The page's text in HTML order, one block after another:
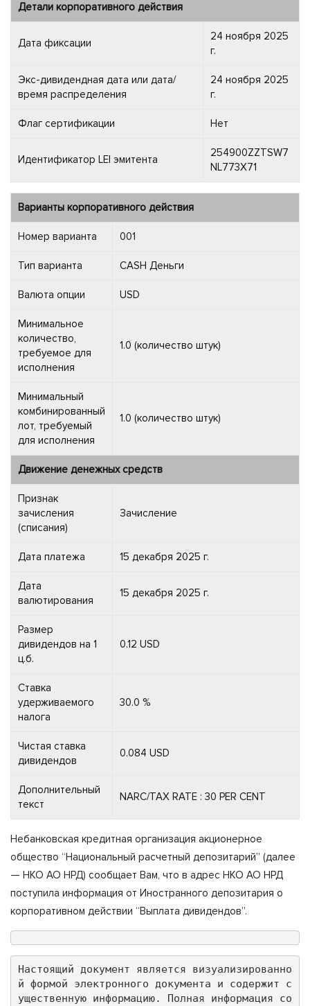
Детали корпоративного действия
Дата фиксации
24 ноября 2025
г.
Экс-дивидендная дата или дата/
время распределения
24 ноября 2025
г.
Флаг сертификации Нет
Идентификатор LEI эмитента
254900ZZTSW7
NL773X71
Варианты корпоративного действия
Номер варианта 001
Тип варианта CASH Деньги
Валюта опции USD
Минимальное
количество,
требуемое для
исполнения
1.0 (количество штук)
Минимальный
комбинированный
лот, требуемый
для исполнения
1.0 (количество штук)
Движение денежных средств
Признак
зачисления
(списания)
Зачисление
Дата платежа 15 декабря 2025 г.
Дата
валютирования
15 декабря 2025 г.
Размер
дивидендов на 1
ц.б.
0.12 USD
Ставка
удерживаемого
налога
30.0 %
Чистая ставка
дивидендов
0.084 USD
Дополнительный
текст
NARC/TAX RATE : 30 PER CENT
Небанковская кредитная организация акционерное
общество “Национальный расчетный депозитарий” (далее
— НКО АО НРД) сообщает Вам, что в адрес НКО АО НРД
поступила информация от Иностранного депозитария о
корпоративном действии “Выплата дивидендов”.
Настоящий документ является визуализированно
й формой электронного документа и содержит с
ущественную информацию. Полная информация со